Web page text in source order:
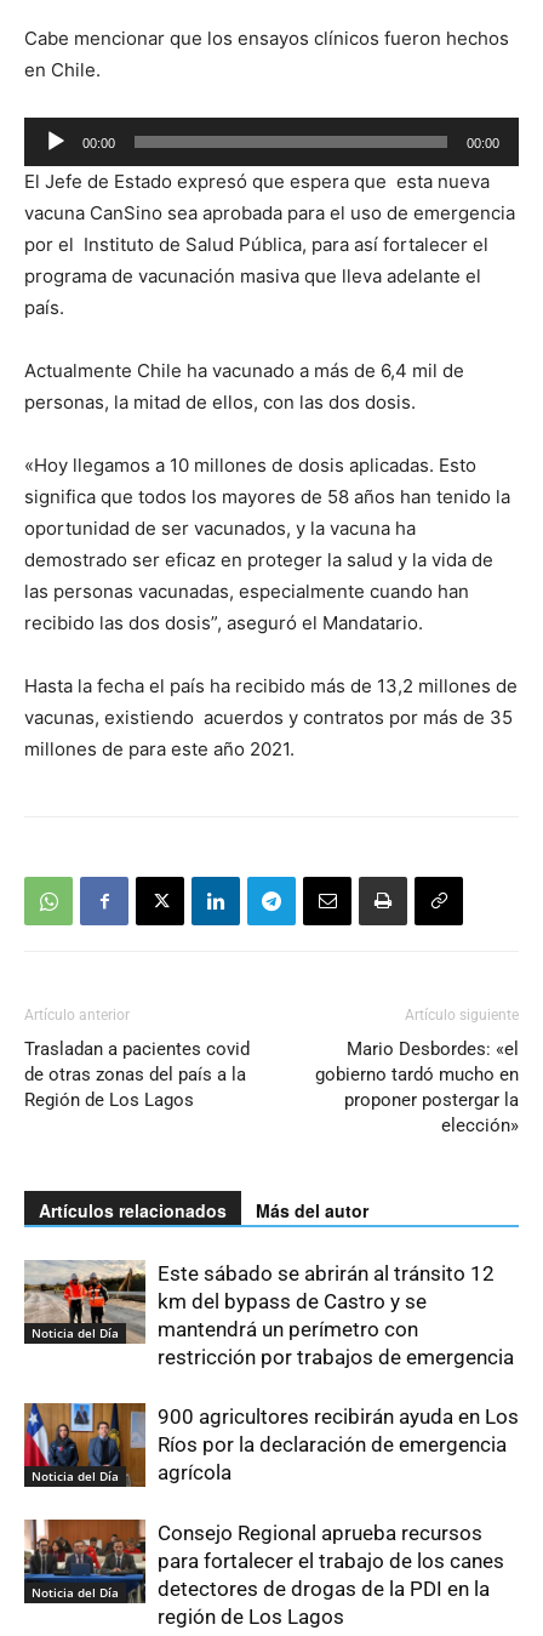
Cabe mencionar que los ensayos clínicos fueron hechos
en Chile.
Reproductor
de
audio
00:00 00:00
El Jefe de Estado expresó que espera que esta nueva
vacuna CanSino sea aprobada para el uso de emergencia
por el Instituto de Salud Pública, para así fortalecer el
programa de vacunación masiva que lleva adelante el
país.
Actualmente Chile ha vacunado a más de 6,4 mil de
personas, la mitad de ellos, con las dos dosis.
«Hoy llegamos a 10 millones de dosis aplicadas. Esto
significa que todos los mayores de 58 años han tenido la
oportunidad de ser vacunados, y la vacuna ha
demostrado ser eficaz en proteger la salud y la vida de
las personas vacunadas, especialmente cuando han
recibido las dos dosis”, aseguró el Mandatario.
Hasta la fecha el país ha recibido más de 13,2 millones de
vacunas, existiendo acuerdos y contratos por más de 35
millones de para este año 2021.
Artículo anterior
Trasladan a pacientes covid
de otras zonas del país a la
Región de Los Lagos
Artículo siguiente
Mario Desbordes: «el
gobierno tardó mucho en
proponer postergar la
elección»
Artículos relacionados Más del autor
Noticia del Día
Este sábado se abrirán al tránsito 12
km del bypass de Castro y se
mantendrá un perímetro con
restricción por trabajos de emergencia
Noticia del Día
900 agricultores recibirán ayuda en Los
Ríos por la declaración de emergencia
agrícola
Noticia del Día
Consejo Regional aprueba recursos
para fortalecer el trabajo de los canes
detectores de drogas de la PDI en la
región de Los Lagos